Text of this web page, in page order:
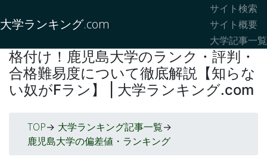
大学ランキング.com
サイト検索
サイト概要
大学記事一覧
格付け！鹿児島大学のランク・評判・
合格難易度について徹底解説【知らな
い奴がFラン】 | 大学ランキング.com
TOP-> 大学ランキング記事一覧->
鹿児島大学の偏差値・ランキング